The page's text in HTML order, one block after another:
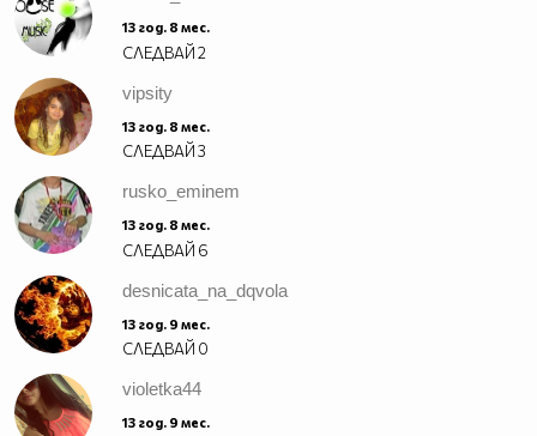
13 год. 8 мес.
СЛЕДВАЙ2
vipsity
13 год. 8 мес.
СЛЕДВАЙ3
rusko_eminem
13 год. 8 мес.
СЛЕДВАЙ 6
desnicata_na_dqvola
13 год. 9 мес.
СЛЕДВАЙ 0
violetka44
13 год. 9 мес.